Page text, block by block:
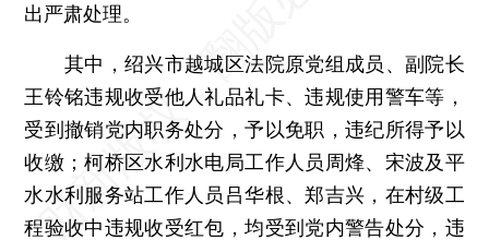
出严肃处理。
其中，绍兴市越城区法院原党组成员、副院长
王铃铭违规收受他人礼品礼卡、违规使用警车等，
受到撤销党内职务处分，予以免职，违纪所得予以
收缴；柯桥区水利水电局工作人员周烽、宋波及平
水水利服务站工作人员吕华根、郑吉兴，在村级工
程验收中违规收受红包，均受到党内警告处分，违